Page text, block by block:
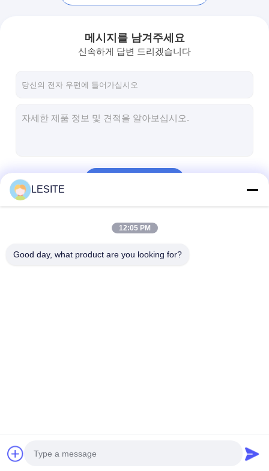
메시지를 남겨주세요
신속하게 답변 드리겠습니다
LESITE
12:05 PM
Good day, what product are you looking for?